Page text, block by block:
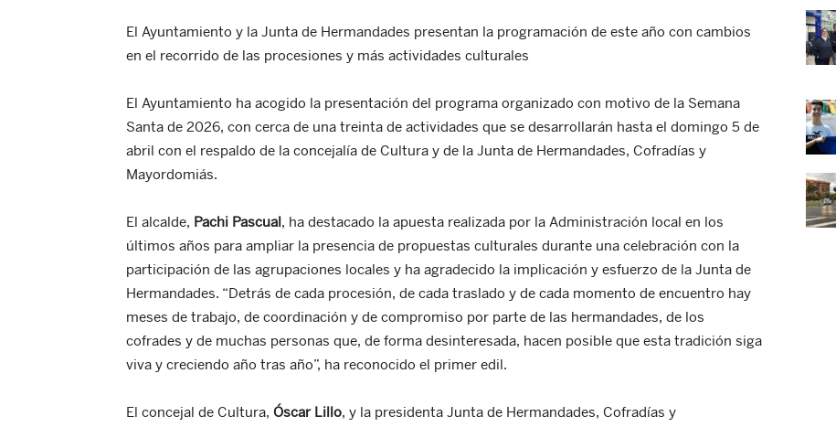
El Ayuntamiento y la Junta de Hermandades presentan la programación de este año con cambios
en el recorrido de las procesiones y más actividades culturales
El Ayuntamiento ha acogido la presentación del programa organizado con motivo de la Semana
Santa de 2026, con cerca de una treinta de actividades que se desarrollarán hasta el domingo 5 de
abril con el respaldo de la concejalía de Cultura y de la Junta de Hermandades, Cofradías y
Mayordomiás.
El alcalde, Pachi Pascual, ha destacado la apuesta realizada por la Administración local en los
últimos años para ampliar la presencia de propuestas culturales durante una celebración con la
participación de las agrupaciones locales y ha agradecido la implicación y esfuerzo de la Junta de
Hermandades. “Detrás de cada procesión, de cada traslado y de cada momento de encuentro hay
meses de trabajo, de coordinación y de compromiso por parte de las hermandades, de los
cofrades y de muchas personas que, de forma desinteresada, hacen posible que esta tradición siga
viva y creciendo año tras año”, ha reconocido el primer edil.
El concejal de Cultura, Óscar Lillo, y la presidenta Junta de Hermandades, Cofradías y